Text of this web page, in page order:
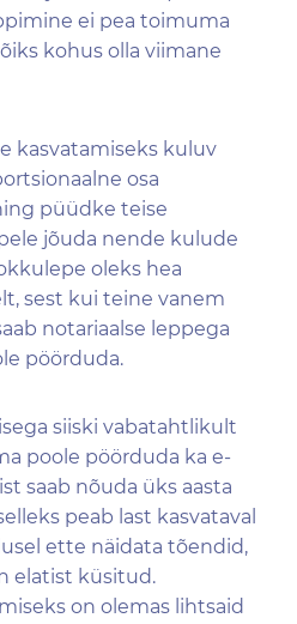
ei pea toimuma
kohus olla viimane
kasvatamiseks kuluv
osa
püüdke teise
jõuda nende kulude
oleks hea
sest kui teine vanem
notariaalse leppega
pöörduda.
siiski vabatahtlikult
poole pöörduda ka e-
saab nõuda üks aasta
peab last kasvataval
ette näidata tõendid,
elatist küsitud.
on olemas lihtsaid